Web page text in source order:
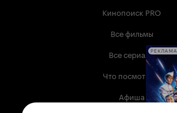
Кинопоиск PRO
Все фильмы
Все сериалы
Что посмотреть
Афиша
РЕКЛАМА